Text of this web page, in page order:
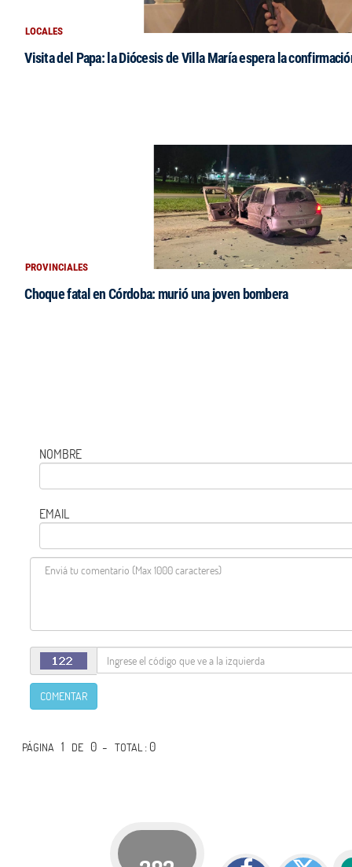
LOCALES
Visita del Papa: la Diócesis de Villa María espera la
PROVINCIALES
Choque fatal en Córdoba: murió una joven bombera
NOMBRE
EMAIL
COMENTAR
PÁGINA 1 DE 0 -TOTAL: 0